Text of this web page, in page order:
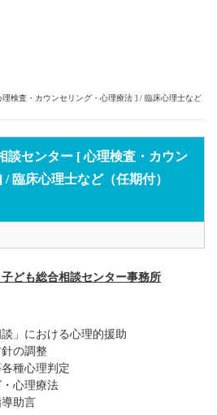
理検査・カウンセリング・心理療法 ] / 臨床心理士など
談センター [ 心理検査・カウン
臨床心理士など（任期付）
も総合相談センター事務所
」における心理的援助
の調整
種心理判定
心理療法
助言